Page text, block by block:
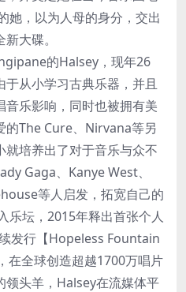
她，以为人母的身分，交出
大碟。
的Halsey，现年26
从小学习古典乐器，并且
乐影响，同时也被拥有美
的The Cure、Nirvana等另
培养出了对于音乐与众不
Gaga、Kanye West、
等人启发，拓宽自己的
乐坛，2015年释出首张个人
发行【Hopeless Fountain
全球创造超越1700万唱片
领头羊，Halsey在流媒体平